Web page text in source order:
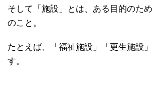
そして「施設」とは、ある目的のた
のこと。
たとえば、「福祉施設」「更生施設
す。